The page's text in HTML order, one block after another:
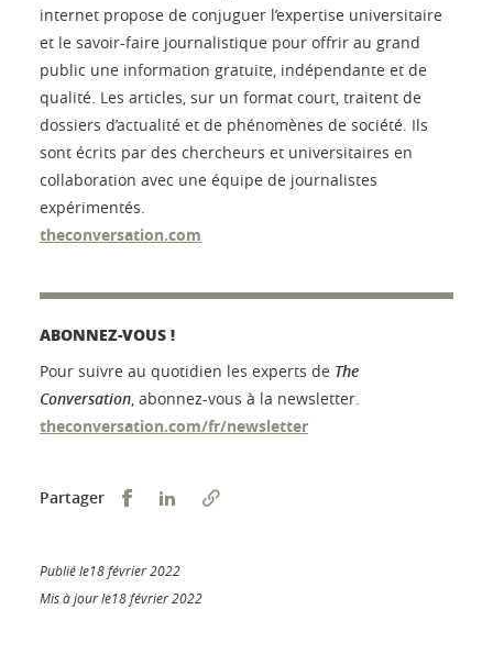
internet propose de conjuguer l’expertise universitaire
et le savoir-faire journalistique pour offrir au grand
public une information gratuite, indépendante et de
qualité. Les articles, sur un format court, traitent de
dossiers d’actualité et de phénomènes de société. Ils
sont écrits par des chercheurs et universitaires en
collaboration avec une équipe de journalistes
expérimentés.
theconversation.com
ABONNEZ-VOUS !
Pour suivre au quotidien les experts de The
Conversation, abonnez-vous à la newsletter.
theconversation.com/fr/newsletter
Partager Partager sur Facebook
Partager sur LinkedIn
Publié le18 février 2022
Mis à jour le18 février 2022